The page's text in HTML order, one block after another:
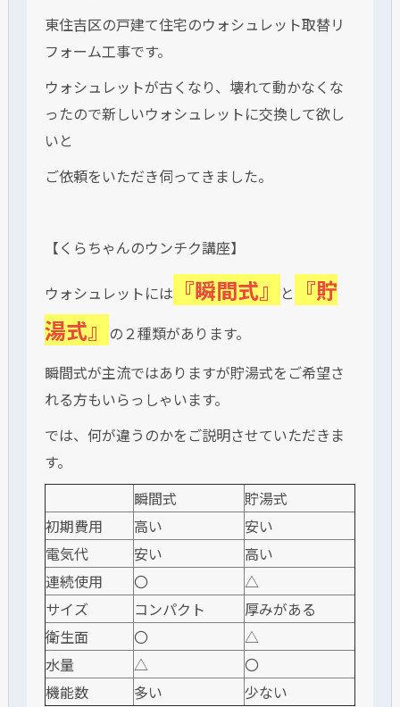
東住吉区の戸建て住宅のウォシュレット取替リ
フォーム工事です。
ウォシュレットが古くなり、壊れて動かなくな
ったので新しいウォシュレットに交換して欲し
いと
ご依頼をいただき伺ってきました。
【くらちゃんのウンチク講座】
ウォシュレットには 『瞬間式』 と
『貯
湯式』
の２種類があります。
瞬間式が主流ではありますが貯湯式をご希望さ
れる方もいらっしゃいます。
では、何が違うのかをご説明させていただきま
す。
瞬間式
貯湯式
初期費用
高い
安い
電気代
安い
高い
連続使用
〇
△
サイズ
コンパクト
厚みがある
衛生面
〇
△
水量
△
〇
機能数
多い
少ない